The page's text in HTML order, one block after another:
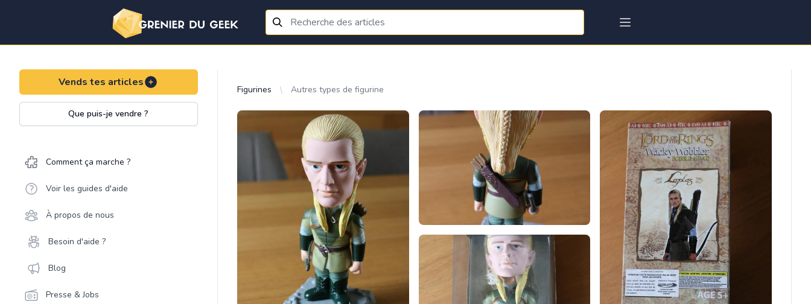
Vends tes articles
Que puis-je vendre ?
Comment ça marche ?
Voir les guides d'aide
À propos de nous
Besoin d'aide ?
Blog
Presse & Jobs
Figurines Autres types de figurine